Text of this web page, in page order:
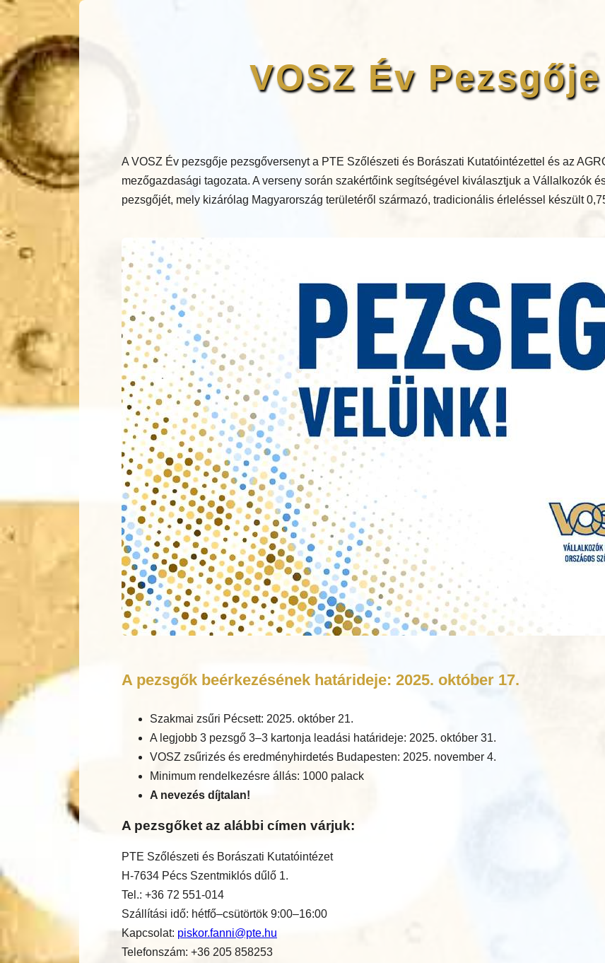
VOSZ Év
A VOSZ Év pezsgője pezsgőversenyt a PTE Szőlészeti és Borászati Kutatóintézettel és az
mezőgazdasági tagozata. A verseny során szakértőink segítségével kiválasztjuk a Vállalkozók
pezsgőjét, mely kizárólag Magyarország területéről származó, tradicionális érleléssel készült
A pezsgők beérkezésének határideje: 2025. október 17.
Szakmai zsűri Pécsett: 2025. október 21.
A legjobb 3 pezsgő 3–3 kartonja leadási határideje: 2025. október 31.
VOSZ zsűrizés és eredményhirdetés Budapesten: 2025. november 4.
Minimum rendelkezésre állás: 1000 palack
A nevezés díjtalan!
A pezsgőket az alábbi címen várjuk:
PTE Szőlészeti és Borászati Kutatóintézet
H-7634 Pécs Szentmiklós dűlő 1.
Tel.: +36 72 551-014
Szállítási idő: hétfő–csütörtök 9:00–16:00
Kapcsolat: piskor.fanni@pte.hu
Telefonszám: +36 205 858253